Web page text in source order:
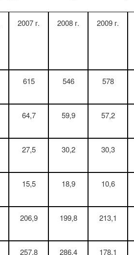
2007 г. 2008 г. 2009 г.
615 546 578
64,7 59,9 57,2
27,5 30,2 30,3
15,5 18,9 10,6
206,9 199,8 213,1
257,8 286,4 178,1